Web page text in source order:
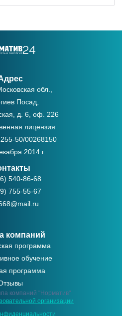
обл.,
Посад,
д. 6, оф. 226
лицензия
50/00268150
2014 г.
540-86-68
755-55-67
компаний
программа
обучение
программа
компаний "Норматив"
организации